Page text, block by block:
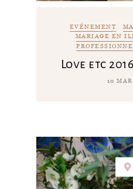
EVÉNEMENT
MARIAGE EN
Love etc
10